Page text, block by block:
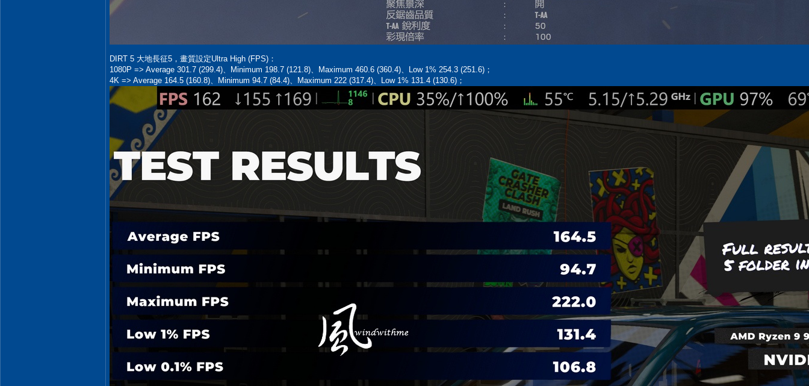
DIRT 5 大地長征5，畫質設定Ultra High (FPS)：
1080P => Average 301.7 (299.4)、Minimum 198.7 (121.8)、Maximum 460.6 (360.4)、Low 1% 254.3 (251.6)；
4K => Average 164.5 (160.8)、Minimum 94.7 (84.4)、Maximum 222 (317.4)、Low 1% 131.4 (130.6)；